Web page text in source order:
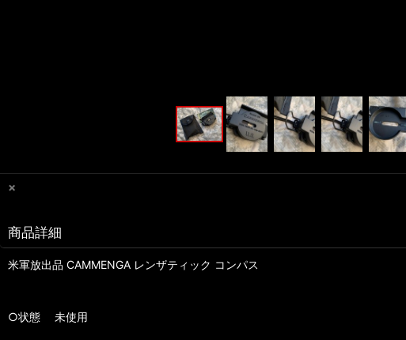
×
商品詳細
米軍放出品 CAMMENGA レンザティック コンパス
○状態 未使用